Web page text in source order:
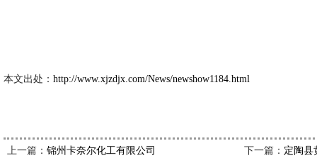
本文出处： http://www.xjzdjx.com/News/newshow1184.html
上一篇： 锦州卡奈尔化工有限公司 下一篇： 定陶县